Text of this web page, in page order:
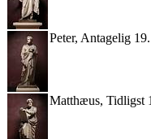
Peter, Antagelig
Matthæus, Tidligst